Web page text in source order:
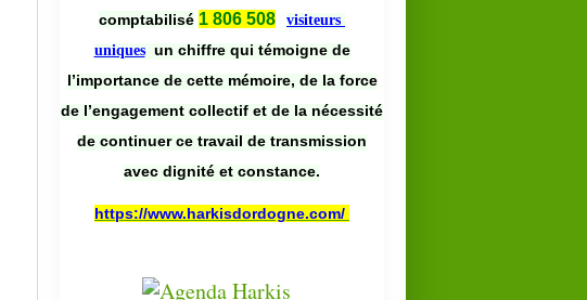
comptabilisé 1 806 508
visiteurs
uniques un chiffre qui témoigne de
l’importance de cette mémoire, de la force
de l’engagement collectif et de la nécessité
de continuer ce travail de transmission
avec dignité et constance.
https://www.harkisdordogne.com/